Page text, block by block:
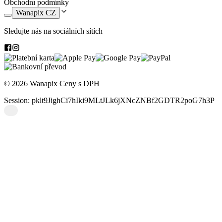
Obchodní podmínky
Wanapix CZ
Sledujte nás na sociálních sítích
© 2026 Wanapix Ceny s DPH
Session: pklt9JighCi7hIki9MLtJLk6jXNcZNBf2GDTR2poG7h3P